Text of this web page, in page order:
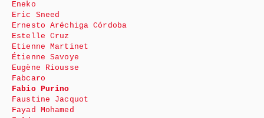
Eneko
Eric Sneed
Ernesto Aréchiga Córdoba
Estelle Cruz
Etienne Martinet
Étienne Savoye
Eugène Riousse
Fabcaro
Fabio Purino
Faustine Jacquot
Fayad Mohamed